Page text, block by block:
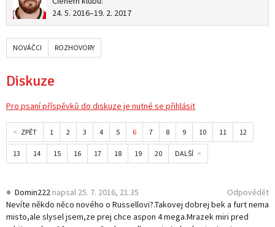
24. 5. 2016–19. 2. 2017
NOVÁČCI ROZHOVORY
Diskuze
Pro psaní příspěvků do diskuze je nutné se přihlásit
ZPĚT 1 2 3 4 5 6 7 8 9 10 11 12
13 14 15 16 17 18 19 20 DALŠÍ
Domin222 napsal 25. 7. 2016, 21.35
Nevíte někdo něco nového o Russellovi?.Takovej dobrej bek a furt nema
misto,ale slysel jsem,ze prej chce aspon 4 mega.Mrazek miri pred
Odpovědět